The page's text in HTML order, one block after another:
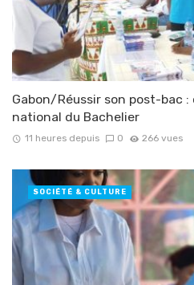
Gabon/Réussir son post-bac :
national du Bachelier
11 heures depuis 0 266 vues
SOCIÉTÉ & CULTURE